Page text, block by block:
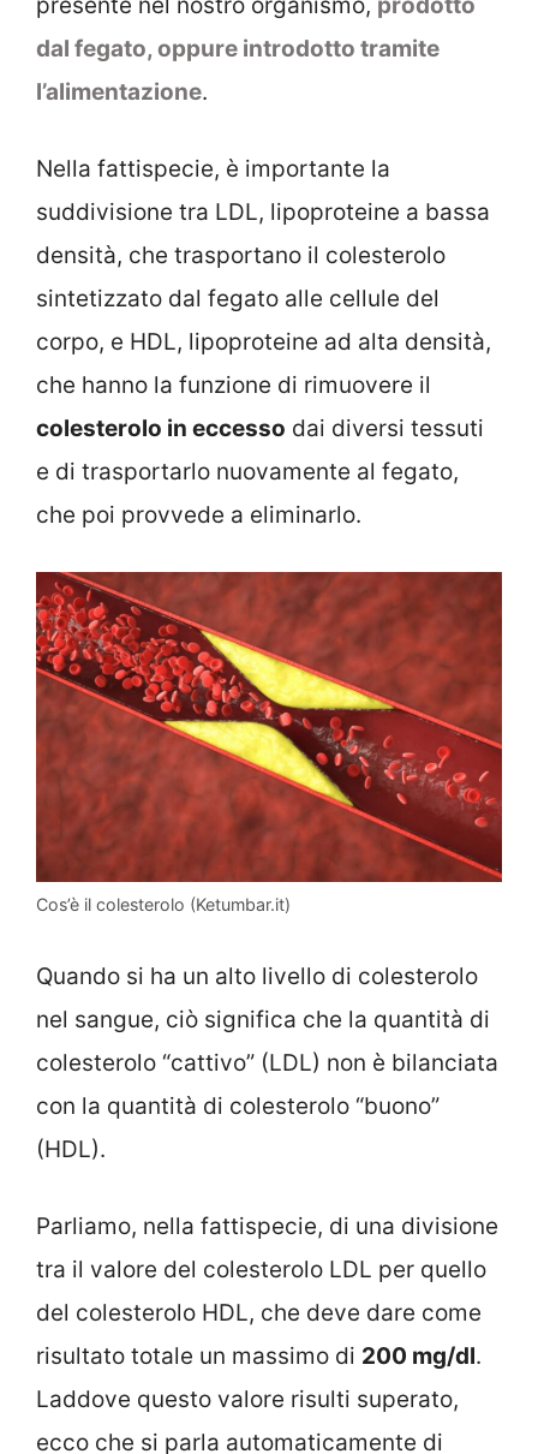
dal fegato, oppure introdotto tramite
l’alimentazione.
Nella fattispecie, è importante la
suddivisione tra LDL, lipoproteine a bassa
densità, che trasportano il colesterolo
sintetizzato dal fegato alle cellule del
corpo, e HDL, lipoproteine ad alta densità,
che hanno la funzione di rimuovere il
colesterolo in eccesso dai diversi tessuti
e di trasportarlo nuovamente al fegato,
che poi provvede a eliminarlo.
Cos’è il colesterolo (Ketumbar.it)
Quando si ha un alto livello di colesterolo
nel sangue, ciò significa che la quantità di
colesterolo “cattivo” (LDL) non è bilanciata
con la quantità di colesterolo “buono”
(HDL).
Parliamo, nella fattispecie, di una divisione
tra il valore del colesterolo LDL per quello
del colesterolo HDL, che deve dare come
risultato totale un massimo di 200 mg/dl.
Laddove questo valore risulti superato,
ecco che si parla automaticamente di